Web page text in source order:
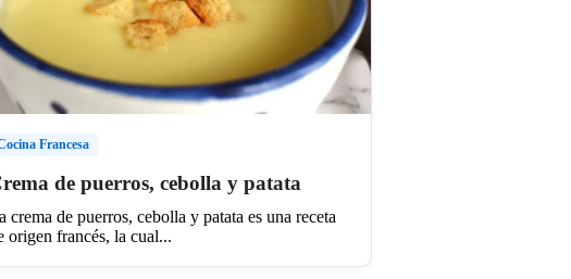
Francesa
de puerros, cebolla y patata
crema de puerros, cebolla y patata es una receta
origen francés, la cual...